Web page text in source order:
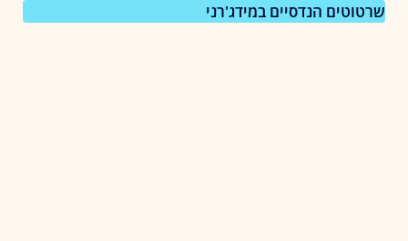
שרטוטים הנדסיים במידג'רני